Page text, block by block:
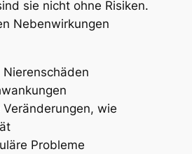
sie nicht ohne Risiken.
Nebenwirkungen
Veränderungen, wie
Probleme